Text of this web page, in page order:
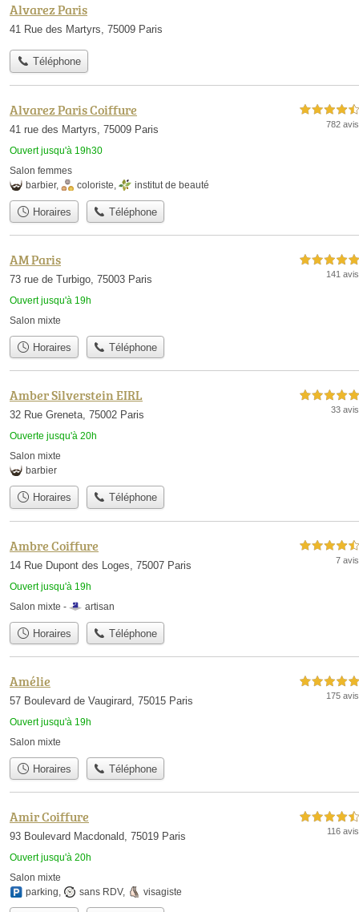
Alvarez Paris
41 Rue des Martyrs, 75009 Paris
Téléphone
Alvarez Paris Coiffure
41 rue des Martyrs, 75009 Paris
Ouvert jusqu'à 19h30
4,5 étoiles sur 5
782 avis
Salon femmes
barbier, coloriste institut de beauté
Horaires Téléphone
AM Paris
73 rue de Turbigo, 75003 Paris
Ouvert jusqu'à 19h
5,0 étoiles sur 5
141 avis
Salon mixte
Horaires Téléphone
Amber Silverstein EIRL
32 Rue Greneta, 75002 Paris
Ouverte jusqu'à 20h
5,0 étoiles sur 5
33 avis
Salon mixte
barbier
Horaires Téléphone
Ambre Coiffure
14 Rue Dupont des Loges, 75007 Paris
Ouvert jusqu'à 19h
4,5 étoiles sur 5
7 avis
Salon mixte - artisan
Horaires Téléphone
Amélie
57 Boulevard de Vaugirard, 75015 Paris
Ouvert jusqu'à 19h
5,0 étoiles sur 5
175 avis
Salon mixte
Horaires Téléphone
Amir Coiffure
93 Boulevard Macdonald, 75019 Paris
Ouvert jusqu'à 20h
4,5 étoiles sur 5
116 avis
Salon mixte
parking, sans RDV, visagiste